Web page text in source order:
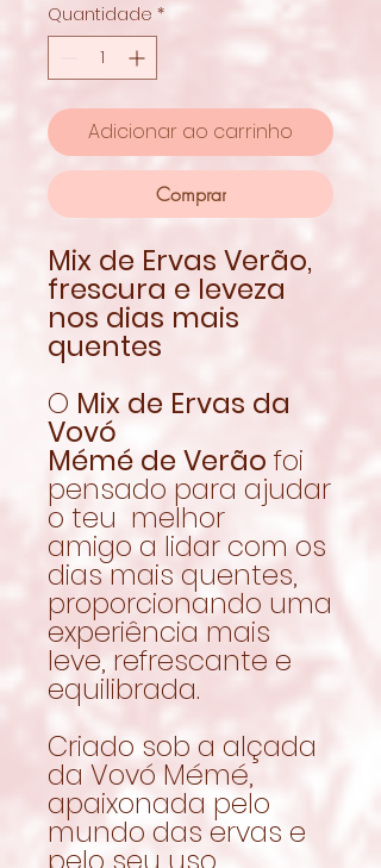
Quantidade *
Adicionar ao carrinho
Comprar
Mix de Ervas Verão,
frescura e leveza
nos dias mais
quentes
O Mix de Ervas da
Vovó
Mémé de Verão foi
pensado para ajudar
o teu melhor
amigo a lidar com os
dias mais quentes,
proporcionando uma
experiência mais
leve, refrescante e
equilibrada.
Criado sob a alçada
da Vovó Mémé,
apaixonada pelo
mundo das ervas e